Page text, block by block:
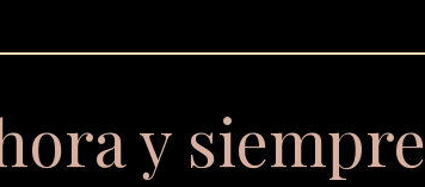
y siempre